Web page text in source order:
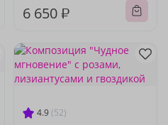
6 650 ₽
4.9 (52)